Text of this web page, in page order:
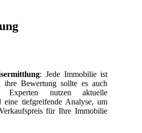
: Jede Immobilie ist
ihre Bewertung sollte es auch
Experten nutzen aktuelle
eine tiefgreifende Analyse, um
für Ihre Immobilie